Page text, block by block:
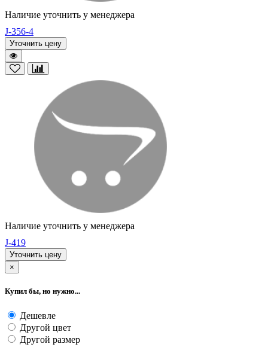
Наличие уточнить у менеджера
J-356-4
Уточнить цену
Наличие уточнить у менеджера
J-419
Уточнить цену
×
Купил бы, но нужно...
Дешевле
Другой цвет
Другой размер